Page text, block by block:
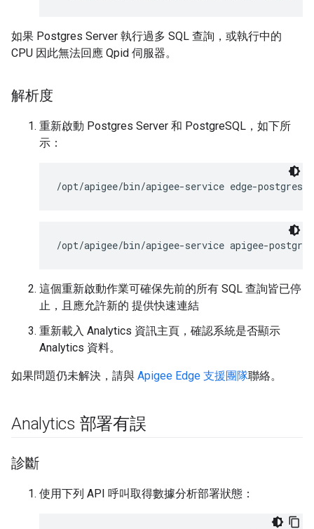
如果 Postgres Server 執行過多 SQL 查詢，或執行中的
CPU 因此無法回應 Qpid 伺服器。
解析度
重新啟動 Postgres Server 和 PostgreSQL，如下所
示：
這個重新啟動作業可確保先前的所有 SQL 查詢皆已停
止，且應允許新的 提供快速連結
重新載入 Analytics 資訊主頁，確認系統是否顯示
Analytics 資料。
如果問題仍未解決，請與 Apigee Edge 支援團隊聯絡。
Analytics 部署有誤
診斷
使用下列 API 呼叫取得數據分析部署狀態：